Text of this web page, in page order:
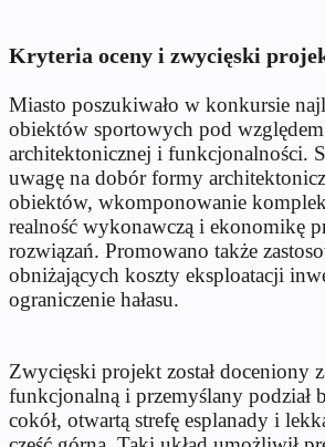
Kryteria oceny i zwycięski
Miasto poszukiwało w konkursie
obiektów sportowych pod
architektonicznej i funkcjonalności.
uwagę na dobór formy
obiektów, wkomponowanie
realność wykonawczą i ekonomikę
rozwiązań. Promowano także
obniżających koszty eksploatacji
ograniczenie hałasu.
Zwycięski projekt został doceniony
funkcjonalną i przemyślany podział
cokół, otwartą strefę esplanady i